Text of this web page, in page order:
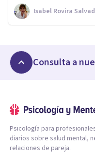
Isabel Rovira
Consulta a
Psicología para
diarios sobre salud mental,
relaciones de pareja.